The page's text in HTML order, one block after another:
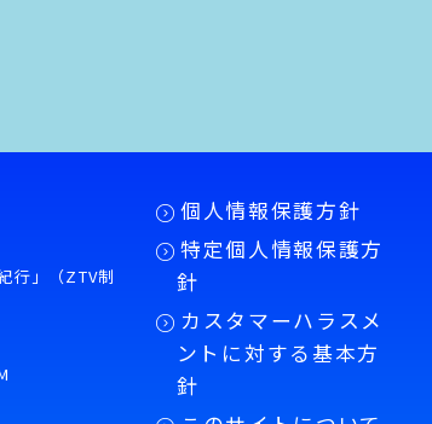
行」（ZTV制
個人情報保護方針
特定個人情報保護方
針
カスタマーハラスメ
ントに対する基本方
針